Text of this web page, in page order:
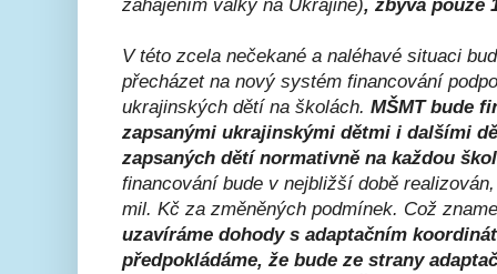
zahájením války na Ukrajině), zbývá pouze
V této zcela nečekané a naléhavé situaci
přecházet na nový systém financování
ukrajinských dětí na školách. MŠMT bude
zapsanými ukrajinskými dětmi i dalšími
zapsaných dětí normativně na každou
financování bude v nejbližší době
mil. Kč za změněných podmínek. Což
uzavíráme dohody s adaptačním
předpokládáme, že bude ze strany